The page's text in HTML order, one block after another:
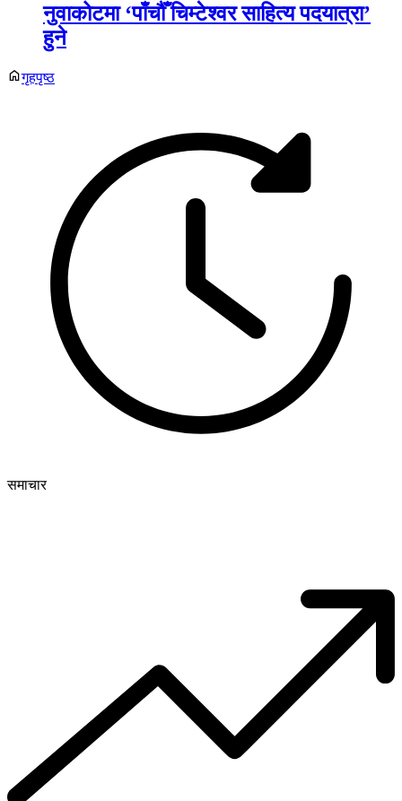
नुवाकोटमा ‘पाँचौँ चिम्टेश्वर साहित्य पदयात्रा’
हुने
गृहपृष्ठ
समाचार